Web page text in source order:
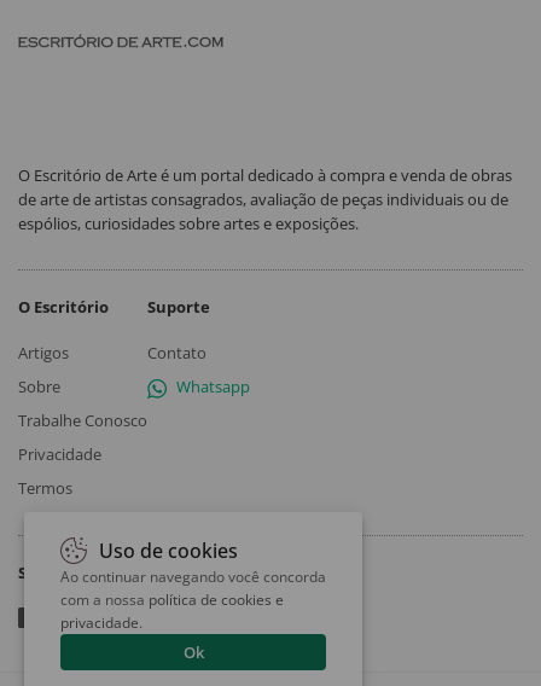
O Escritório de Arte é um portal dedicado à compra e venda de obras
de arte de artistas consagrados, avaliação de peças individuais ou de
espólios, curiosidades sobre artes e exposições.
O Escritório
Artigos
Sobre
Trabalhe Conosco
Privacidade
Termos
Suporte
Contato
Whatsapp
Siga
Uso de cookies
Ao continuar navegando você concorda
com a nossa política de cookies e
privacidade.
Ok